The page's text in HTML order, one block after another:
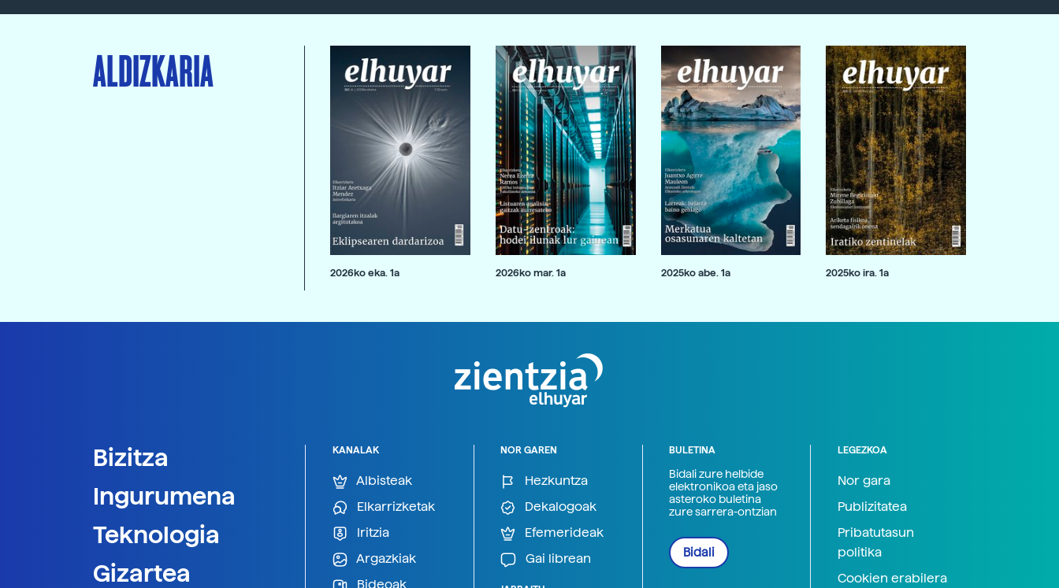
ALDIZKARIA
2026ko eka. 1a 2026ko mar. 1a 2025ko abe. 1a 2025ko ira. 1a
Bizitza
Ingurumena
Teknologia
Gizartea
KANALAK
Albisteak
Elkarrizketak
Iritzia
Argazkiak
Bideoak
NOR GAREN
Hezkuntza
Dekalogoak
Efemerideak
Gai librean
BULETINA
Bidali zure helbide
elektronikoa eta jaso
asteroko buletina
zure sarrera-ontzian
Bidali
LEGEZKOA
Nor gara
Publizitatea
Pribatutasun
politika
Cookien erabilera